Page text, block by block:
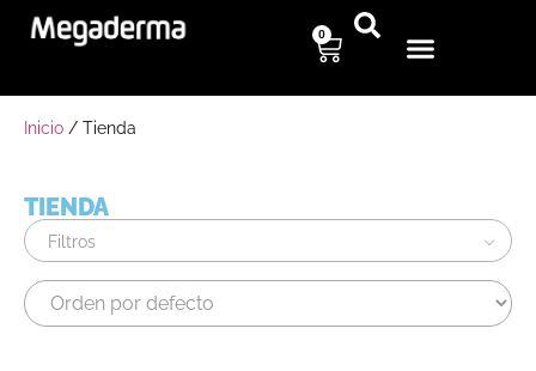
0
Inicio / Tienda
TIENDA
Filtros